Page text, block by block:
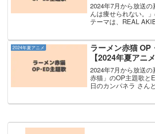
2024年7月から放送の
んは痩せられない。
テーマは、REAL
口華有&AiRyA from
さんが担当します。
REA...
2024年夏アニメ
ラーメン赤猫 OP
【2024年夏アニメ
2024年7月から放送
赤猫」のOP主題歌と
日のカンパネラ さん
担当します。OP主題
パネラ さんが担当し